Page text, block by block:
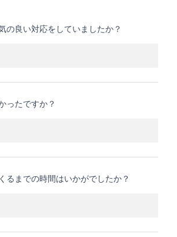
の良い対応をしていましたか？
ったですか？
るまでの時間はいかがでしたか？